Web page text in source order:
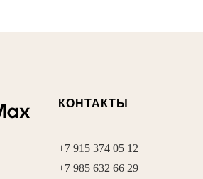
КОНТАКТЫ
+7 915 374 05 12
+7 985 632 66 29